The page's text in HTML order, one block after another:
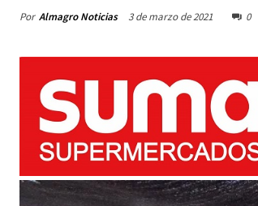
Por Almagro Noticias 3 de marzo de 2021 0